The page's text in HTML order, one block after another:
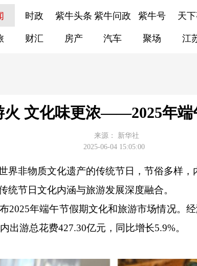
时政 紫牛头条 紫牛问政 紫牛号 天
财汇 房产 汽车 聚场 江
火 文化味更浓——2025年端
来源：
新华社
2025-06-04 15:05:00
界非物质文化遗产的传统节日，节俗多样，
统节日文化内涵与旅游发展深度融合。
年端午节假期文化和旅游市场情况。经
出游总花费427.30亿元，同比增长5.9%。